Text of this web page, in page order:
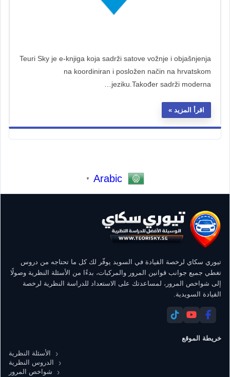
Teuri Sky je e-knjiga koja sadrži satove vožnje i objašnjenja
na koordiniran i posložen način na hrvatskom
jeziku.Također sadrži moderna…
اقرأ المزيد
Arabic
▼
تيوري سكاي لرخصة القيادة في السويد يوفّر لك كل ما تحتاجه من دروس
تغطي جميع جوانب قوانين المرور والمركبات، بدءًا من الأسئلة النظرية وصولًا
إلى شواخص المرور، لمساعدتك على الاستعداد للدراسة النظرية لرخصة
القيادة السويدية.
خريطة الموقع
الأسئلة النظرية
الدروس النظرية
شواخص المرور